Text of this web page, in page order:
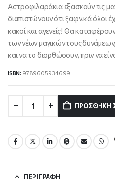
Αστροφιλαράκια εξασκούν τις
διαπιστώνουν ότι ξαφνικά όλοι
κακοί και αγενείς! Θα
των νέων μαγικών τους
και να το διορθώσουν, πριν να
ISBN: 9789605934699
ΠΡΟΣΘΉΚΗ
ΠΕΡΙΓΡΑΦΉ